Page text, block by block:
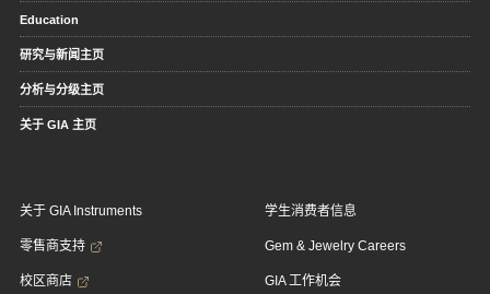
Education
研究与新闻主页
分析与分级主页
关于 GIA 主页
关于 GIA Instruments
零售商支持
校区商店
学生消费者信息
Gem & Jewelry Careers
GIA 工作机会